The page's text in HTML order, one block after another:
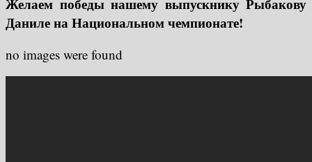
Желаем победы нашему выпускнику Рыбакову
Даниле на Национальном чемпионате!
no images were found